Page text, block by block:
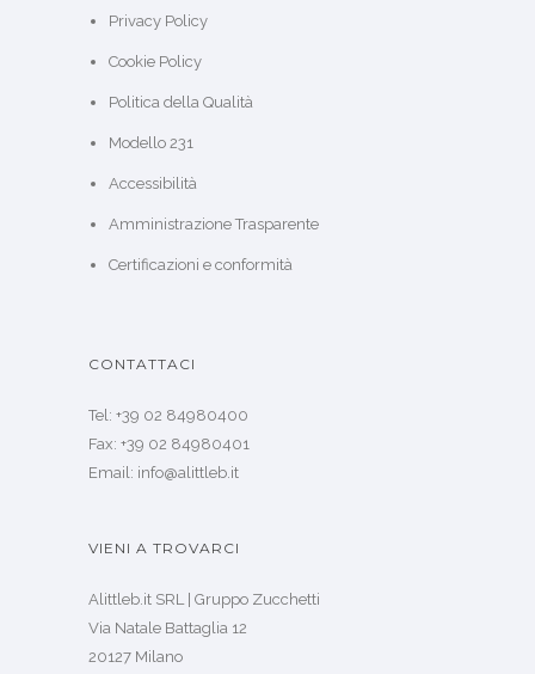
Privacy Policy
Cookie Policy
Politica della Qualità
Modello 231
Accessibilità
Amministrazione Trasparente
Certificazioni e conformità
CONTATTACI
Tel: +39 02 84980400
Fax: +39 02 84980401
Email: info@alittleb.it
VIENI A TROVARCI
Alittleb.it SRL | Gruppo Zucchetti
Via Natale Battaglia 12
20127 Milano